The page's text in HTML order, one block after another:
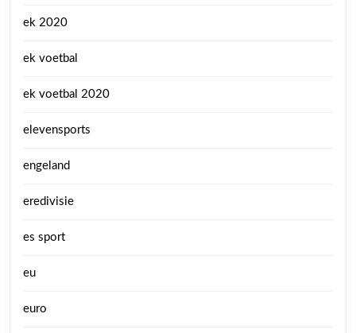
ek 2020
ek voetbal
ek voetbal 2020
elevensports
engeland
eredivisie
es sport
eu
euro